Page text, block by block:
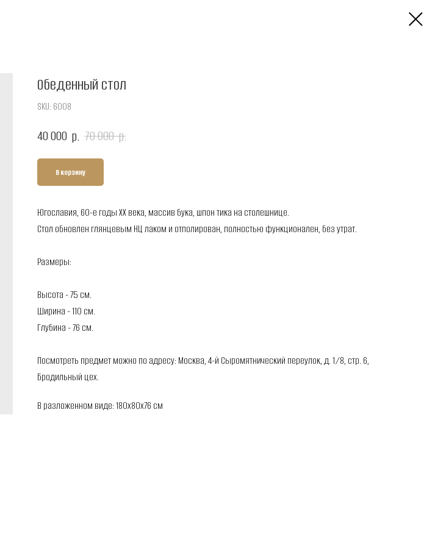
Обеденный стол
SKU: 6008
40 000 р. 70 000 р.
В корзину
Югославия, 60-е годы XX века, массив бука, шпон тика на столешнице.
Стол обновлен глянцевым НЦ лаком и отполирован, полностью функционален, без утрат.
Размеры:
Высота - 75 см.
Ширина - 110 см.
Глубина - 76 см.
Посмотреть предмет можно по адресу: Москва, 4-й Сыромятнический переулок, д. 1/8, стр. 6,
Бродильный цех.
В разложенном виде: 180х80х76 см